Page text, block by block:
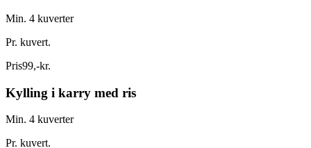
Min. 4 kuverter
Pr. kuvert.
Pris99,-kr.
Kylling i karry med ris
Min. 4 kuverter
Pr. kuvert.